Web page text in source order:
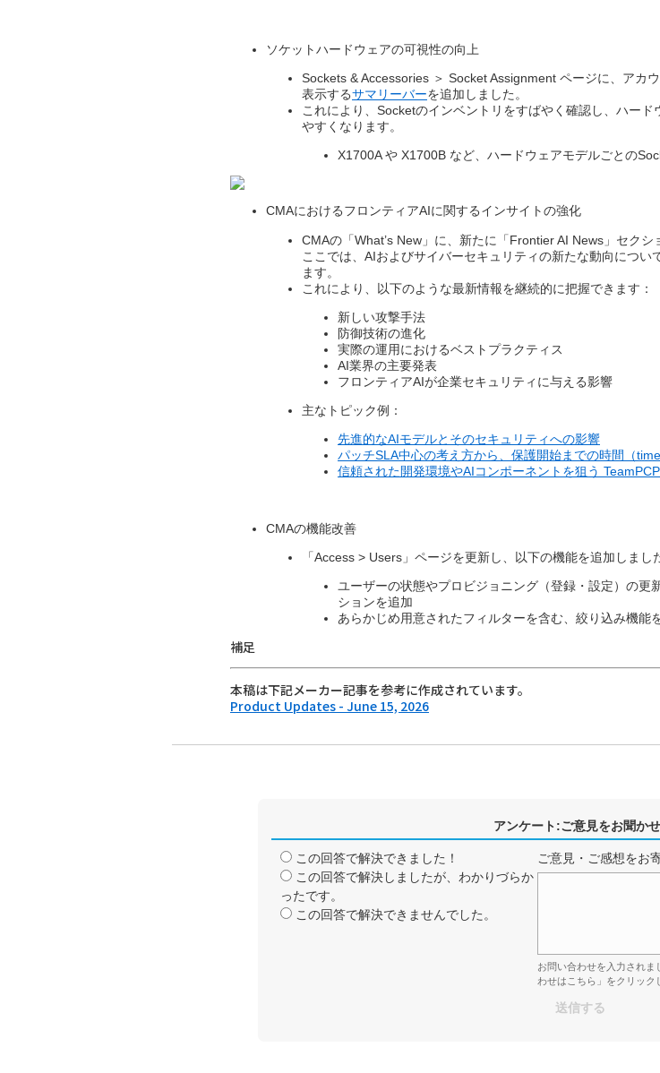
ソケットハードウェアの可視性の向上
Sockets & Accessories ＞ Socket Assignment ページに、アカ
表示するサマリーバーを追加しました。​
これにより、Socketのインベントリをすばやく確認し、ハー
やすくなります。
X1700A や X1700B など、ハードウェアモデルごとの
CMAにおけるフロンティアAIに関するインサイトの強化​
CMAの「What’s New」に、新たに「Frontier AI News」セクシ
ここでは、AIおよびサイバーセキュリティの新たな動向につ
ます。​
これにより、以下のような最新情報を継続的に把握できます：​
新しい攻撃手法​
防御技術の進化​
実際の運用におけるベストプラクティス​
AI業界の主要発表​
フロンティアAIが企業セキュリティに与える影響​
主なトピック例：
先進的なAIモデルとそのセキュリティへの影響​
パッチSLA中心の考え方から、保護開始までの時間（
信頼された開発環境やAIコンポーネントを狙う
CMAの機能改善
「Access > Users」ページを更新し、以下の機能を追加しまし
ユーザーの状態やプロビジョニング（登録・設定）の
ションを追加​
あらかじめ用意されたフィルターを含む、絞り込み機能
補足
本稿は下記メーカー記事を参考に作成されています。
Product Updates - June 15, 2026
アンケート:ご意見をお聞か
この回答で解決できました！
この回答で解決しましたが、わかりづらか
ったです。
この回答で解決できませんでした。
ご意見・ご感想をお
お問い合わせを入力され
わせはこちら」をクリック